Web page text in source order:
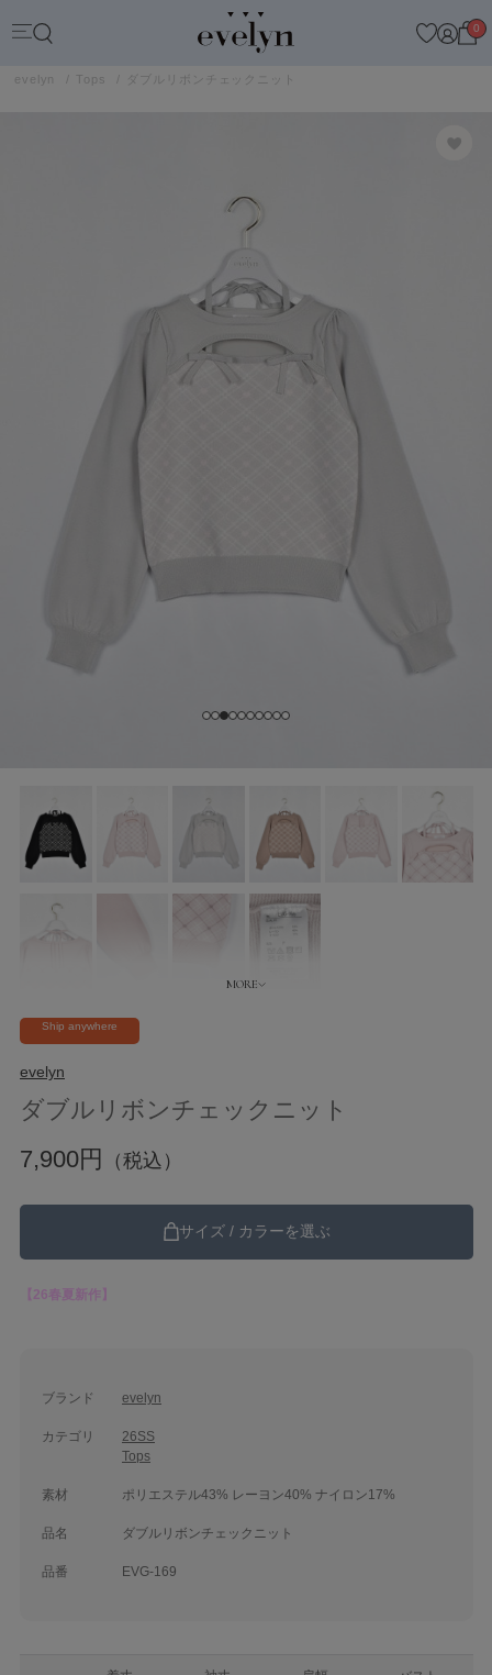
0
evelyn Tops ダブルリボンチェックニット
Ship anywhere
evelyn
ダブルリボンチェックニット
7,900円
（税込）
サイズ / カラーを選ぶ
【26春夏新作】
ブランド evelyn
カテゴリ
26SS
Tops
素材 ポリエステル43% レーヨン40% ナイロン17%
品名 ダブルリボンチェックニット
品番 EVG-169